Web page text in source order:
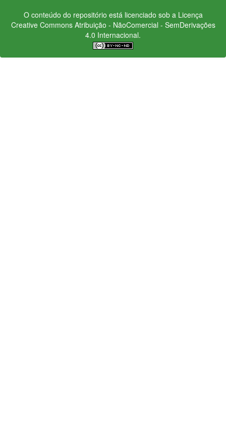
O conteúdo do repositório está licenciado sob a Licença
Creative CommonsAtribuição - NãoComercial - SemDerivações
4.0 Internacional.